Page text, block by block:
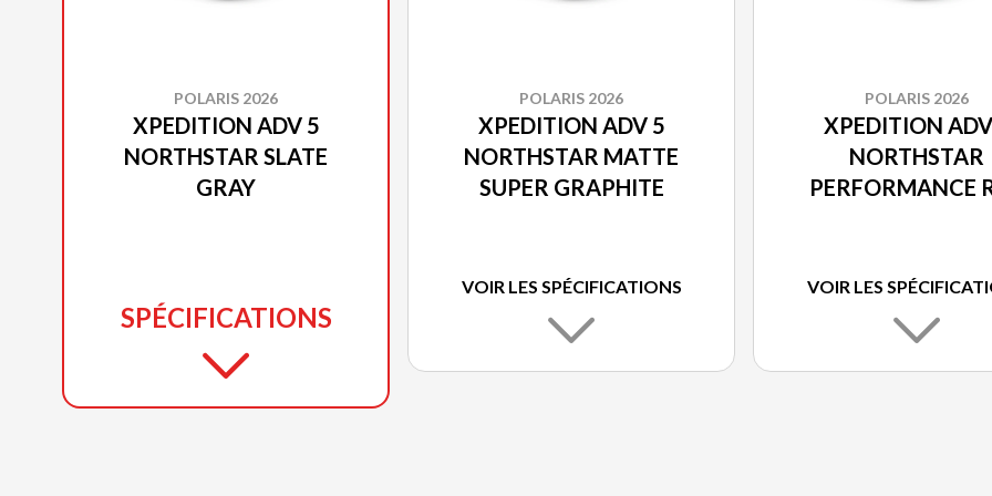
POLARIS 2026
XPEDITION ADV 5
NORTHSTAR SLATE
GRAY
SPÉCIFICATIONS
POLARIS 2026
XPEDITION ADV 5
NORTHSTAR MATTE
SUPER GRAPHITE
VOIR LES SPÉCIFICATIONS
POLARIS 2026
XPEDITION
NORTHSTAR
PERFORMANCE
VOIR LES